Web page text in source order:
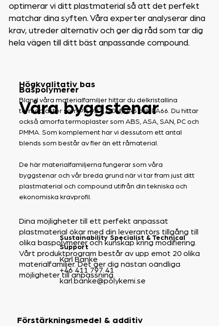
optimerar vi ditt plastmaterial så att det perfekt
matchar dina syften. Våra experter analyserar dina
krav, utreder alternativ och ger dig råd som tar dig
hela vägen till ditt bäst anpassande compound.
Högkvalitativ bas
Bland våra materialfamiljer hittar du delkristallina
termoplaster som PP, PBT, POM, PA6 och PA66. Du hittar
också amorfa termoplaster som ABS, ASA, SAN, PC och
PMMA. Som komplement har vi dessutom ett antal
blends som består av fler än ett råmaterial.
De här materialfamiljerna fungerar som våra
byggstenar och vår breda grund när vi tar fram just ditt
plastmaterial och compound utifrån din tekniska och
ekonomiska kravprofil.
Sustainability Specialist & Technical
Support
Karl Banke
+46 411 797 41
karl.banke@polykemi.se
Baspolymerer
Våra byggstenar
Dina möjligheter till ett perfekt anpassat
plastmaterial ökar med din leverantörs tillgång till
olika baspolymerer och kunskap kring modifiering.
Vårt produktprogram består av upp emot 20 olika
materialfamiljer. Det ger dig nästan oändliga
möjligheter till anpassning.
Förstärkningsmedel & additiv